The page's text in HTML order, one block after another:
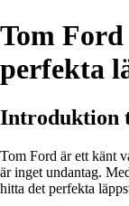
Tom
perfekta
Introduktion
Tom Ford är ett känt
är inget undantag.
hitta det perfekta